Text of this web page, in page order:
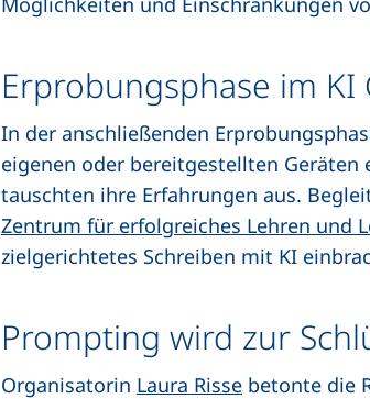
Erprobungsphase im KI
In der anschließenden
eigenen oder bereitgestellten
tauschten ihre Erfahrungen aus.
Zentrum für erfolgreiches Lehren und
zielgerichtetes Schreiben mit KI
Prompting wird zur
Organisatorin Laura Risse betonte die